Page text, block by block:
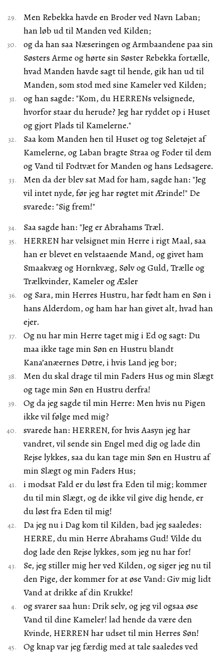
Men Rebekka havde en Broder ved Navn Laban;
han løb ud til Manden ved Kilden;
og da han saa Næseringen og Armbaandene paa sin
Søsters Arme og hørte sin Søster Rebekka fortælle,
hvad Manden havde sagt til hende, gik han ud til
Manden, som stod med sine Kameler ved Kilden;
og han sagde: "Kom, du HERRENs velsignede,
hvorfor staar du herude? Jeg har ryddet op i Huset
og gjort Plads til Kamelerne."
Saa kom Manden hen til Huset og tog Seletøjet af
Kamelerne, og Laban bragte Straa og Foder til dem
og Vand til Fodtvæt for Manden og hans Ledsagere.
Men da der blev sat Mad for ham, sagde han: "Jeg
vil intet nyde, før jeg har røgtet mit Ærinde!" De
svarede: "Sig frem!"
Saa sagde han: "Jeg er Abrahams Træl.
HERREN har velsignet min Herre i rigt Maal, saa
han er blevet en velstaaende Mand, og givet ham
Smaakvæg og Hornkvæg, Sølv og Guld, Trælle og
Trælkvinder, Kameler og Æsler
og Sara, min Herres Hustru, har født ham en Søn i
hans Alderdom, og ham har han givet alt, hvad han
ejer.
Og nu har min Herre taget mig i Ed og sagt: Du
maa ikke tage min Søn en Hustru blandt
Kana’anæernes Døtre, i hvis Land jeg bor;
Men du skal drage til min Faders Hus og min Slægt
og tage min Søn en Hustru derfra!
Og da jeg sagde til min Herre: Men hvis nu Pigen
ikke vil følge med mig?
svarede han: HERREN, for hvis Aasyn jeg har
vandret, vil sende sin Engel med dig og lade din
Rejse lykkes, saa du kan tage min Søn en Hustru af
min Slægt og min Faders Hus;
i modsat Fald er du løst fra Eden til mig; kommer
du til min Slægt, og de ikke vil give dig hende, er
du løst fra Eden til mig!
Da jeg nu i Dag kom til Kilden, bad jeg saaledes:
HERRE, du min Herre Abrahams Gud! Vilde du
dog lade den Rejse lykkes, som jeg nu har for!
Se, jeg stiller mig her ved Kilden, og siger jeg nu til
den Pige, der kommer for at øse Vand: Giv mig lidt
Vand at drikke af din Krukke!
og svarer saa hun: Drik selv, og jeg vil ogsaa øse
Vand til dine Kameler! lad hende da være den
Kvinde, HERREN har udset til min Herres Søn!
Og knap var jeg færdig med at tale saaledes ved